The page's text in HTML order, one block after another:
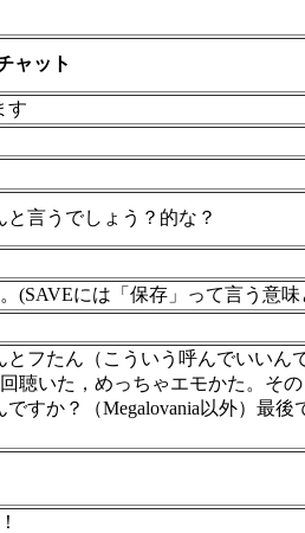
ャット
す
言うでしょう？的な？
(SAVEには「保存」って言う意
フたん（こういう呼んでいいん
聴いた，めっちゃエモかた。そ
すか？（Megalovania以外）最